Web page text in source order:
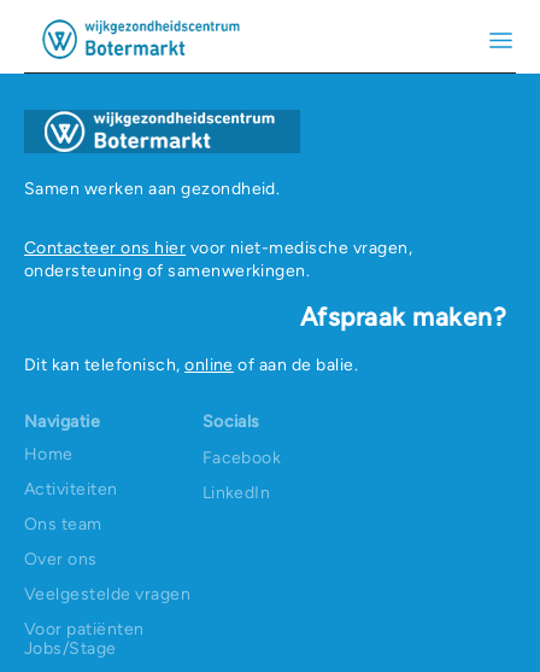
Samen werken aan gezondheid.
Contacteer ons hier voor niet-medische vragen,
ondersteuning of samenwerkingen.
Afspraak maken?
Dit kan telefonisch,online of aan de balie.
Navigatie
Home
Activiteiten
Ons team
Over ons
Veelgestelde vragen
Voor patiënten
Jobs/Stage
Socials
Facebook
LinkedIn